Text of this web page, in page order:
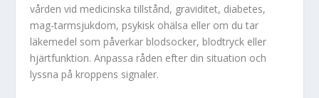
vården vid medicinska tillstånd, graviditet, diabetes,
mag-tarmsjukdom, psykisk ohälsa eller om du tar
läkemedel som påverkar blodsocker, blodtryck eller
hjärtfunktion. Anpassa råden efter din situation och
lyssna på kroppens signaler.